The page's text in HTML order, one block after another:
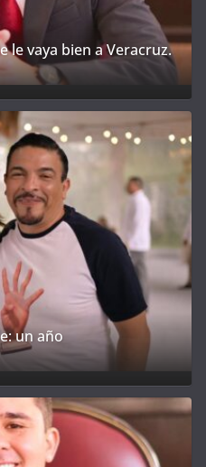
le vaya bien a Veracruz.
un año